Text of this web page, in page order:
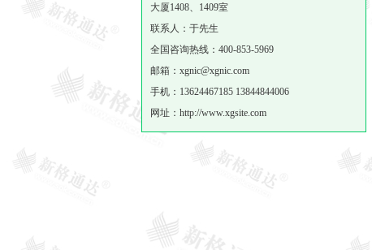
大厦1408、1409室
联系人：于先生
全国咨询热线：400-853-5969
邮箱：xgnic@xgnic.com
手机：13624467185 13844844006
网址：http://www.xgsite.com